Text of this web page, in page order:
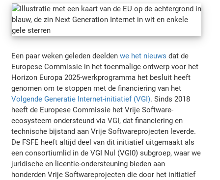
Een paar weken geleden deeldenwe het nieuws dat de
Europese Commissie in het toenmalige ontwerp voor het
Horizon Europa 2025-werkprogramma het besluit heeft
genomen om te stoppen met de financiering van het
Volgende Generatie Internet-initiatief (VGI). Sinds 2018
heeft de Europese Commissie het Vrije Software-
ecosysteem ondersteund via VGI, dat financiering en
technische bijstand aan Vrije Softwareprojecten leverde.
De FSFE heeft altijd deel van dit initiatief uitgemaakt als
een consortiumlid in de VGI Nul (VGI0) subgroep, waar we
juridische en licentie-ondersteuning bieden aan
honderden Vrije Softwareprojecten die door het initiatief